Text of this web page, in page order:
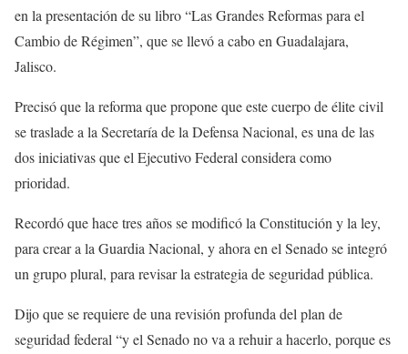
en la presentación de su libro “Las Grandes Reformas para el
Cambio de Régimen”, que se llevó a cabo en Guadalajara,
Jalisco.
Precisó que la reforma que propone que este cuerpo de élite civil
se traslade a la Secretaría de la Defensa Nacional, es una de las
dos iniciativas que el Ejecutivo Federal considera como
prioridad.
Recordó que hace tres años se modificó la Constitución y la ley,
para crear a la Guardia Nacional, y ahora en el Senado se integró
un grupo plural, para revisar la estrategia de seguridad pública.
Dijo que se requiere de una revisión profunda del plan de
seguridad federal “y el Senado no va a rehuir a hacerlo, porque es